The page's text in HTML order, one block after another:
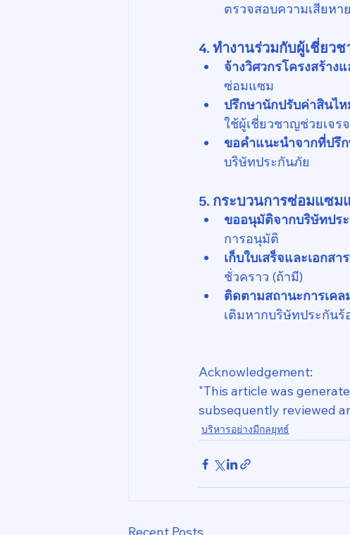
ตรวจสอบความเสียหา
4. ทำงานร่วมกับผู้เชี่ยว
จ้างวิศวกรโครงสร้าง
ซ่อมแซม
ปรึกษานักปรับค่าสินไ
ใช้ผู้เชี่ยวชาญช่วยเจร
ขอคำแนะนำจากที่ปรึ
บริษัทประกันภัย
5. กระบวนการซ่อมแซม
ขออนุมัติจากบริษัทปร
การอนุมัติ
เก็บใบเสร็จและเอกสา
ชั่วคราว (ถ้ามี)
ติดตามสถานะการเคล
เติมหากบริษัทประกันร้
Acknowledgement:
"This article was
subsequently reviewed
บริหารอย่างมีกลยุทธ์